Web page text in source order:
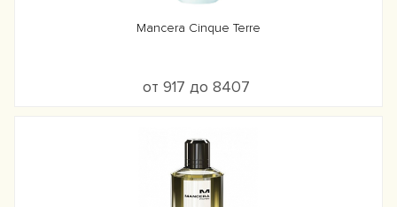
Mancera Cinque Terre
от 917 до 8407